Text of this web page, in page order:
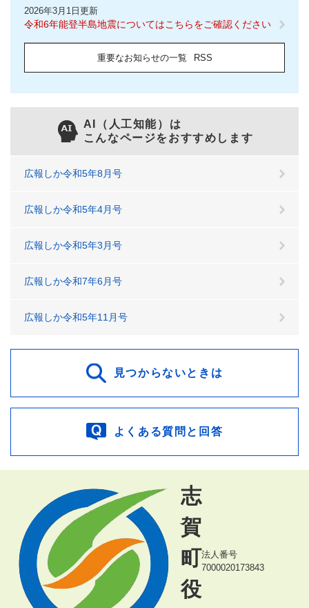
2026年3月1日更新
令和6年能登半島地震についてはこちらをご確認ください
重要なお知らせの一覧 RSS
AI（人工知能）は
こんなページをおすすめします
広報しか令和5年8月号
広報しか令和5年4月号
広報しか令和5年3月号
広報しか令和7年6月号
広報しか令和5年11月号
見つからないときは
よくある質問と回答
志
賀
町
役
法人番号
7000020173843